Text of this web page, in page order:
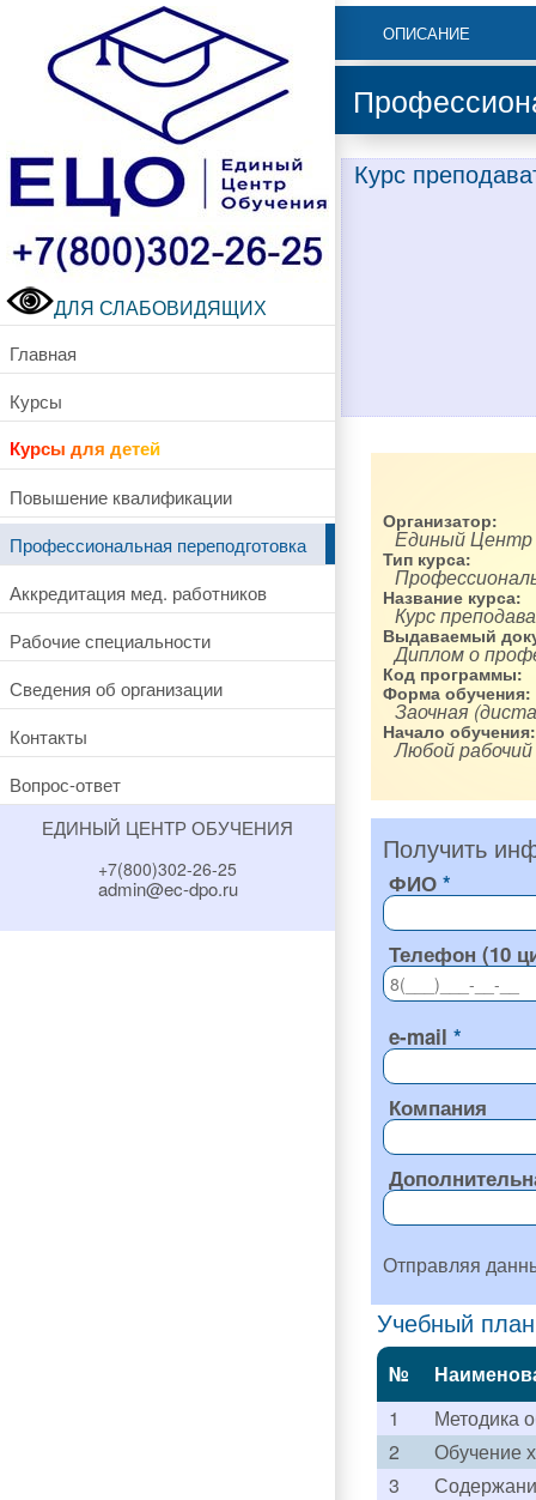
ДЛЯ СЛАБОВИДЯЩИХ
Главная
Курсы
Курсы для детей
Повышение квалификации
Профессиональная переподготовка
Аккредитация мед. работников
Рабочие специальности
Сведения об организации
Контакты
Вопрос-ответ
ЕДИНЫЙ ЦЕНТР ОБУЧЕНИЯ
+7(800)302-26-25
admin@ec-dpo.ru
ОПИСАНИЕ
Курс
Организатор:
Единый Центр
Тип курса:
Название курса:
Курс
Выдаваемый
Диплом о
Код программы:
Форма обучения:
Заочная
Начало обучения:
Любой рабочий
Получить
ФИО
Телефон (10
e-mail
Компания
Отправляя
Учебный
№
1
Методика
2
Обучение
3